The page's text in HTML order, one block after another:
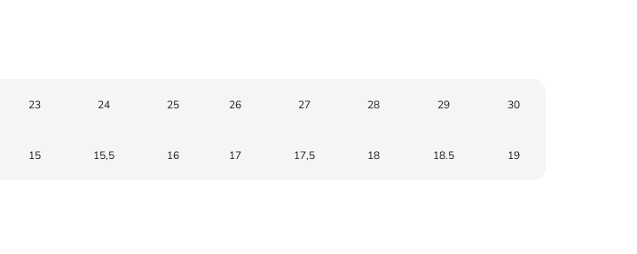
23 24 25 26 27 28 29 30
15 15,5 16 17 17,5 18 18.5 19